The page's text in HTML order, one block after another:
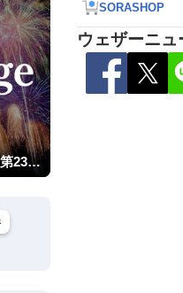
燃えよ！商工会青年部！！第23回こうのす花火大会
SORASHOP
ウェザーニ